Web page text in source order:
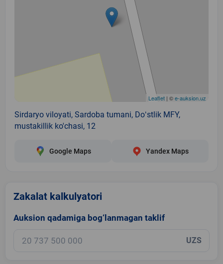
Leaflet | ©e-auksion.uz
Sirdaryo viloyati, Sardoba tumani, Doʻstlik MFY,
mustakillik ko'chasi, 12
Google Maps Yandex Maps
Zakalat kalkulyatori
Auksion qadamiga bog‘lanmagan taklif
UZS